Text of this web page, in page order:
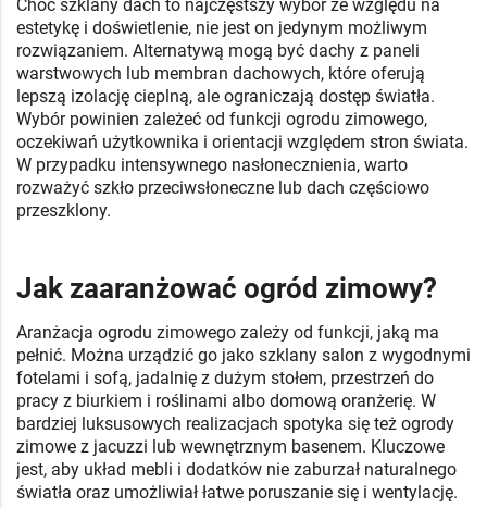
Choć szklany dach to najczęstszy wybór ze względu na
estetykę i doświetlenie, nie jest on jedynym możliwym
rozwiązaniem. Alternatywą mogą być dachy z paneli
warstwowych lub membran dachowych, które oferują
lepszą izolację cieplną, ale ograniczają dostęp światła.
Wybór powinien zależeć od funkcji ogrodu zimowego,
oczekiwań użytkownika i orientacji względem stron świata.
W przypadku intensywnego nasłonecznienia, warto
rozważyć szkło przeciwsłoneczne lub dach częściowo
przeszklony.
Jak zaaranżować ogród zimowy?
Aranżacja ogrodu zimowego zależy od funkcji, jaką ma
pełnić. Można urządzić go jako szklany salon z wygodnymi
fotelami i sofą, jadalnię z dużym stołem, przestrzeń do
pracy z biurkiem i roślinami albo domową oranżerię. W
bardziej luksusowych realizacjach spotyka się też ogrody
zimowe z jacuzzi lub wewnętrznym basenem. Kluczowe
jest, aby układ mebli i dodatków nie zaburzał naturalnego
światła oraz umożliwiał łatwe poruszanie się i wentylację.